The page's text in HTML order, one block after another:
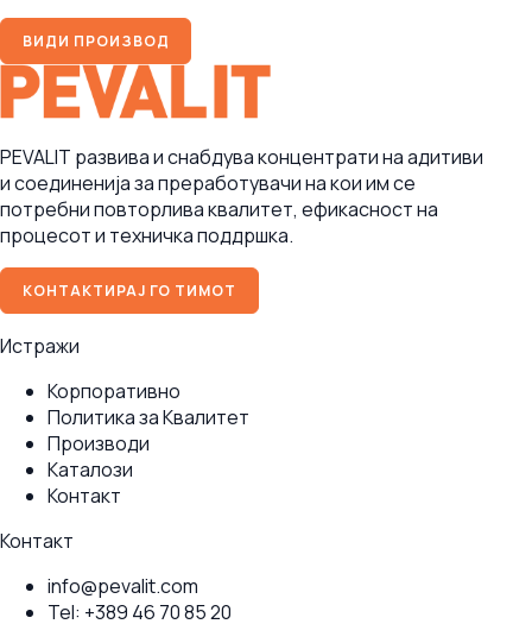
ВИДИ ПРОИЗВОД
PEVALIT развива и снабдува концентрати на адитиви
и соединенија за преработувачи на кои им се
потребни повторлива квалитет, ефикасност на
процесот и техничка поддршка.
КОНТАКТИРАЈ ГО ТИМОТ
Истражи
Корпоративно
Политика за Квалитет
Производи
Каталози
Контакт
Контакт
info@pevalit.com
Tel: +389 46 70 85 20